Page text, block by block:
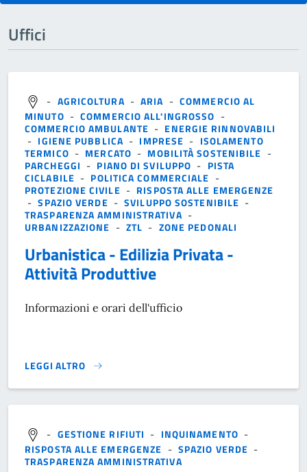
Uffici
- AGRICOLTURA -ARIA -COMMERCIO AL
MINUTO -COMMERCIO ALL'INGROSSO -
COMMERCIO AMBULANTE - ENERGIE RINNOVABILI
- IGIENE PUBBLICA - IMPRESE - ISOLAMENTO
TERMICO - MERCATO - MOBILITÀ SOSTENIBILE -
PARCHEGGI - PIANO DI SVILUPPO - PISTA
CICLABILE - POLITICA COMMERCIALE -
PROTEZIONE CIVILE - RISPOSTA ALLE EMERGENZE
-SPAZIO VERDE -SVILUPPO SOSTENIBILE -
TRASPARENZA AMMINISTRATIVA -
URBANIZZAZIONE - ZTL - ZONE PEDONALI
Urbanistica - Edilizia Privata -
Attività Produttive
Informazioni e orari dell'ufficio
LEGGI ALTRO
}
- GESTIONE RIFIUTI - INQUINAMENTO -
RISPOSTA ALLE EMERGENZE - SPAZIO VERDE -
TRASPARENZA AMMINISTRATIVA